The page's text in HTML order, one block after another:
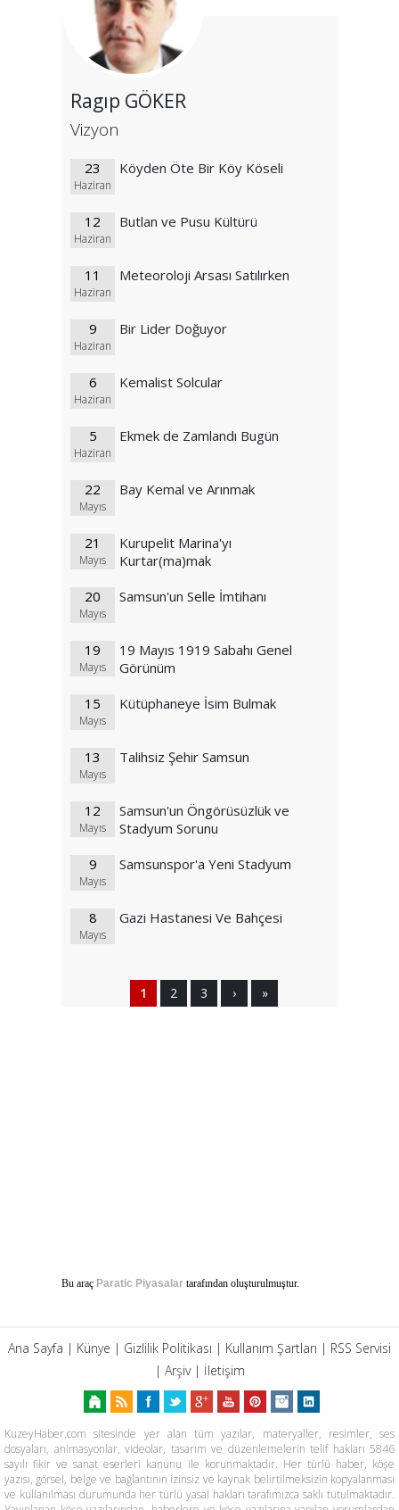
Ragıp GÖKER
Vizyon
23
Haziran
Köyden Öte Bir Köy Köseli
12
Haziran
Butlan ve Pusu Kültürü
11
Haziran
Meteoroloji Arsası Satılırken
9
Haziran
Bir Lider Doğuyor
6
Haziran
Kemalist Solcular
5
Haziran
Ekmek de Zamlandı Bugün
22
Mayıs
Bay Kemal ve Arınmak
21
Mayıs
Kurupelit Marina'yı
Kurtar(ma)mak
20
Mayıs
Samsun'un Selle İmtihanı
19
Mayıs
19 Mayıs 1919 Sabahı Genel
Görünüm
15
Mayıs
Kütüphaneye İsim Bulmak
13
Mayıs
Talihsiz Şehir Samsun
12
Mayıs
Samsun'un Öngörüsüzlük ve
Stadyum Sorunu
9
Mayıs
Samsunspor'a Yeni Stadyum
8
Mayıs
Gazi Hastanesi Ve Bahçesi
1 2 3 › »
Bu araç Paratic Piyasalar tarafından oluşturulmuştur.
Ana Sayfa | Künye | Gizlilik Politikası | Kullanım Şartları | RSS Servisi
| Arşiv| İletişim
KuzeyHaber.com sitesinde yer alan tüm yazılar, materyaller, resimler, ses
dosyaları, animasyonlar, videolar, tasarım ve düzenlemelerin telif hakları 5846
sayılı fikir ve sanat eserleri kanunu ile korunmaktadır. Her türlü haber, köşe
yazısı, görsel, belge ve bağlantının izinsiz ve kaynak belirtilmeksizin kopyalanması
ve kullanılması durumunda her türlü yasal hakları tarafımızca saklı tutulmaktadır.